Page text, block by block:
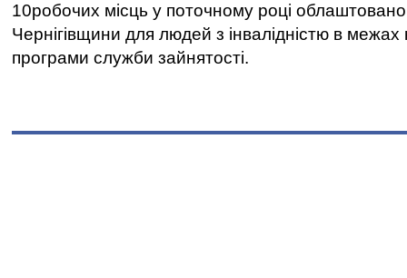
10робочих місць у поточному році
Чернігівщини для людей з інвалідністю в межах
програми служби зайнятості.